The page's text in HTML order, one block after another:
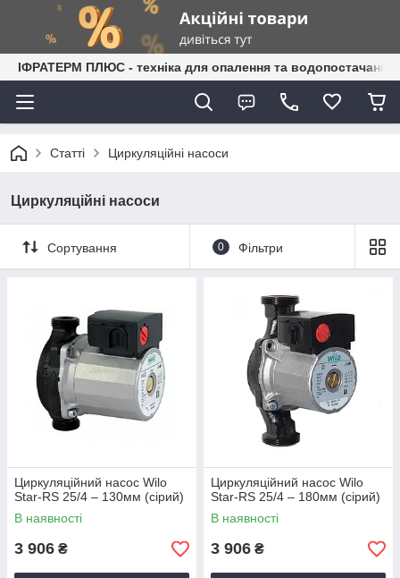
ІФРАТЕРМ ПЛЮС - техніка для опалення та водопостачання
Статті Циркуляційні насоси
Циркуляційні насоси
Сортування 0 Фільтри
Циркуляційний насос Wilo
Star-RS 25/4 – 130мм (сірий)
В наявності
3 906 ₴
Циркуляційний насос Wilo
Star-RS 25/4 – 180мм (сірий)
В наявності
3 906 ₴